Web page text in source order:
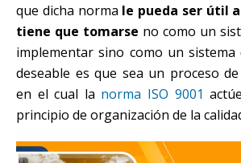
que dicha norma le pueda ser útil
tiene que tomarse no como un
implementar sino como un sistema
deseable es que sea un proceso
en el cual la norma ISO 9001
principio de organización de la